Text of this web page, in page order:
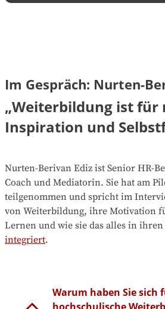
Im Gespräch: Nurten-
„Weiterbildung ist für
Inspiration und
Nurten-Berivan Ediz ist Senior HR-
Coach und Mediatorin. Sie hat am
teilgenommen und spricht im
von Weiterbildung, ihre Motivation
Lernen und wie sie das alles in ihren
integriert.
Warum haben Sie sich